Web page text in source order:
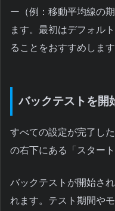
ー（例：移動平均線の
ます。最初はデフォル
ることをおすすめします
バックテストを開
すべての設定が完了し
の右下にある「スター
バックテストが開始さ
れます。テスト期間や